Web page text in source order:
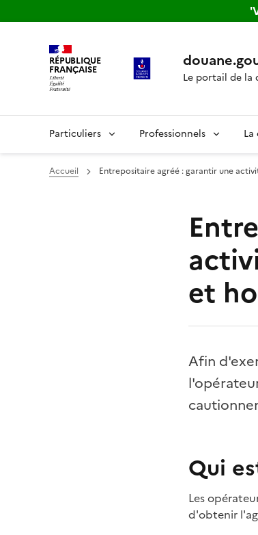
RÉPUBLIQUE
FRANÇAISE
Le portail de la
Particuliers Professionnels La
Accueil Entrepositaire agréé : garantir une
et
Afin
Qui
Les
d'obtenir